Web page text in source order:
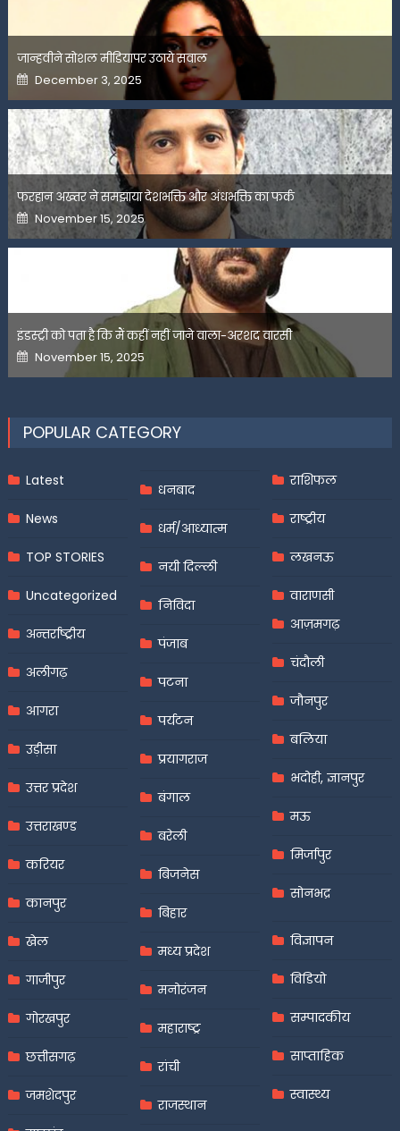
जान्हवीने सोशल मीडियापर उठाये सवाल
Posted
on
December 3, 2025
फरहान अख्तर ने समझाया देशभक्ति और अंधभक्ति का फर्क
Posted
on
November 15, 2025
इंडस्ट्री को पता है कि मैं कहीं नहीं जाने वाला-अरशद वारसी
Posted
on
November 15, 2025
POPULAR CATEGORY
Latest
News
TOP STORIES
Uncategorized
अन्तर्राष्ट्रीय
अलीगढ़
आगरा
उड़ीसा
उत्तर प्रदेश
उत्तराखण्ड
करियर
कानपुर
खेल
गाजीपुर
गोरखपुर
छत्तीसगढ़
जमशेदपुर
धनबाद
धर्म/आध्यात्म
नयी दिल्ली
निविदा
पंजाब
पटना
पर्यटन
प्रयागराज
बंगाल
बरेली
बिजनेस
बिहार
मध्य प्रदेश
मनोरंजन
महाराष्ट्र
रांची
राजस्थान
राशिफल
राष्ट्रीय
लखनऊ
वाराणसी
आज़मगढ़
चंदौली
जौनपुर
बलिया
भदोही, ज्ञानपुर
मऊ
मिर्जापुर
सोनभद्र
विज्ञापन
विडियो
सम्पादकीय
साप्ताहिक
स्वास्थ्य